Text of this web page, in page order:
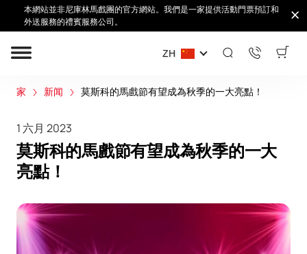
本網站並非尼庫林馬戲團的官方網站。我們是一家提供活動門票預訂和
外送服務的禮賓服務公司。
ZH
家 新闻 莫斯科的馬戲節有望成為秋季的一大亮點！
1 六月 2023
莫斯科的馬戲節有望成為秋季的一大
亮點！